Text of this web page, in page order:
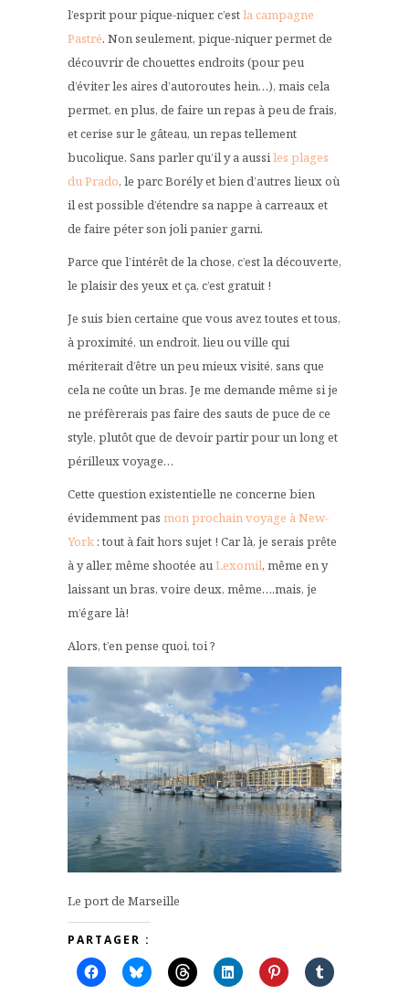
l’esprit pour pique-niquer, c’estla campagne
Pastré. Non seulement, pique-niquer permet de
découvrir de chouettes endroits (pour peu
d’éviter les aires d’autoroutes hein…), mais cela
permet, en plus, de faire un repas à peu de frais,
et cerise sur le gâteau, un repas tellement
bucolique. Sans parler qu’il y a aussiles plages
du Prado, le parc Borély et bien d’autres lieux où
il est possible d’étendre sa nappe à carreaux et
de faire péter son joli panier garni.
Parce que l’intérêt de la chose, c’est la découverte,
le plaisir des yeux et ça, c’est gratuit !
Je suis bien certaine que vous avez toutes et tous,
à proximité, un endroit, lieu ou ville qui
mériterait d’être un peu mieux visité, sans que
cela ne coûte un bras. Je me demande même si je
ne préfèrerais pas faire des sauts de puce de ce
style, plutôt que de devoir partir pour un long et
périlleux voyage…
Cette question existentielle ne concerne bien
évidemment pas mon prochain voyage à New-
York : tout à fait hors sujet ! Car là, je serais prête
à y aller, même shootée auLexomil, même en y
laissant un bras, voire deux, même….mais, je
m’égare là!
Alors, t’en pense quoi, toi ?
Le port de Marseille
PARTAGER :